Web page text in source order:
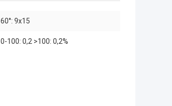
60°: 9x15
0-100: 0,2 >100: 0,2%